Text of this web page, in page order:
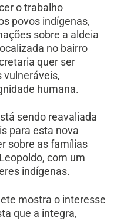
o trabalho
povos indígenas,
sobre a aldeia
no bairro
quer ser
vulneráveis,
humana.
sendo reavaliada
para esta nova
sobre as famílias
com um
indígenas.
mostra o interesse
que a integra,